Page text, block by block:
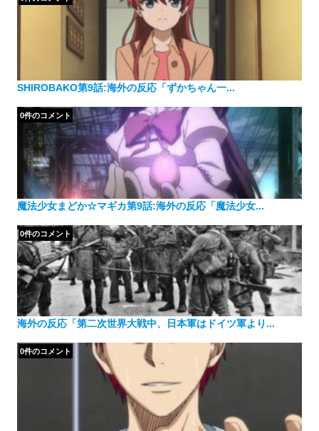
SHIROBAKO第9話:海外の反応「ずかちゃん一...
魔法少女まどか☆マギカ第9話:海外の反応「魔法少女...
0件のコメント
海外の反応「第二次世界大戦中、日本軍はドイツ軍より...
0件のコメント
0件のコメント